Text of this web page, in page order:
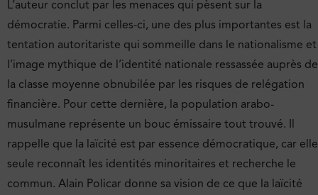
L’auteur conclut par les menaces qui pèsent sur la
démocratie. Parmi celles-ci, une des plus importantes est la
tentation autoritariste qui sommeille dans le nationalisme et
l’image mythique de l’identité nationale ressassée auprès de
la classe moyenne obnubilée par les risques de relégation
financière. Pour cette dernière, la population arabo-
musulmane représente un bouc émissaire tout trouvé. Il
rappelle que la laïcité est par essence démocratique, car elle
seule reconnaît les identités minoritaires et recherche le
commun. Alain Policar donne sa vision de ce que la laïcité